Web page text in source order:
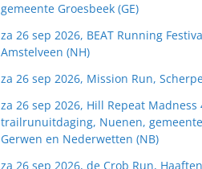
gemeente Groesbeek (GE)
za 26 sep 2026, BEAT Running
Amstelveen (NH)
za 26 sep 2026, Mission Run,
za 26 sep 2026, Hill Repeat Madness
trailrunuitdaging, Nuenen,
Gerwen en Nederwetten (NB)
za 26 sep 2026, de Crob Run,